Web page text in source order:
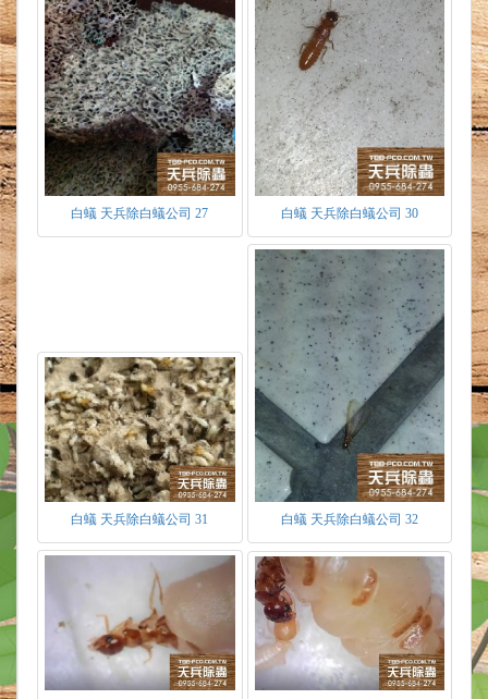
除蟲 | 除蟑螂 | 除跳蚤 | 除蛀蟲 | 除螞蟻 | 滅蚊.蒼
蠅 | 除白蟻 | 白蟻防治 | 除白蟻公司PTT | 預防白
蟻 | 白蟻除蟲 | 消滅白蟻 | 根除白蟻 | 白蟻專家 |
抓白蟻 | 白蟻工程 | 除白蟻DIY | 滅白蟻藥 | 白蟻
藥PTT | 蟻后 | 蟻王 | 工蟻 | 幼蟻 | 蟻卵 | 特滅多 |
環境消毒公司 | 害蟲昆蟲驅除 | 害蟲防治
白蟻 天兵除白蟻公司 27 白蟻 天兵除白蟻公司 30
白蟻 天兵除白蟻公司 31 白蟻 天兵除白蟻公司 32